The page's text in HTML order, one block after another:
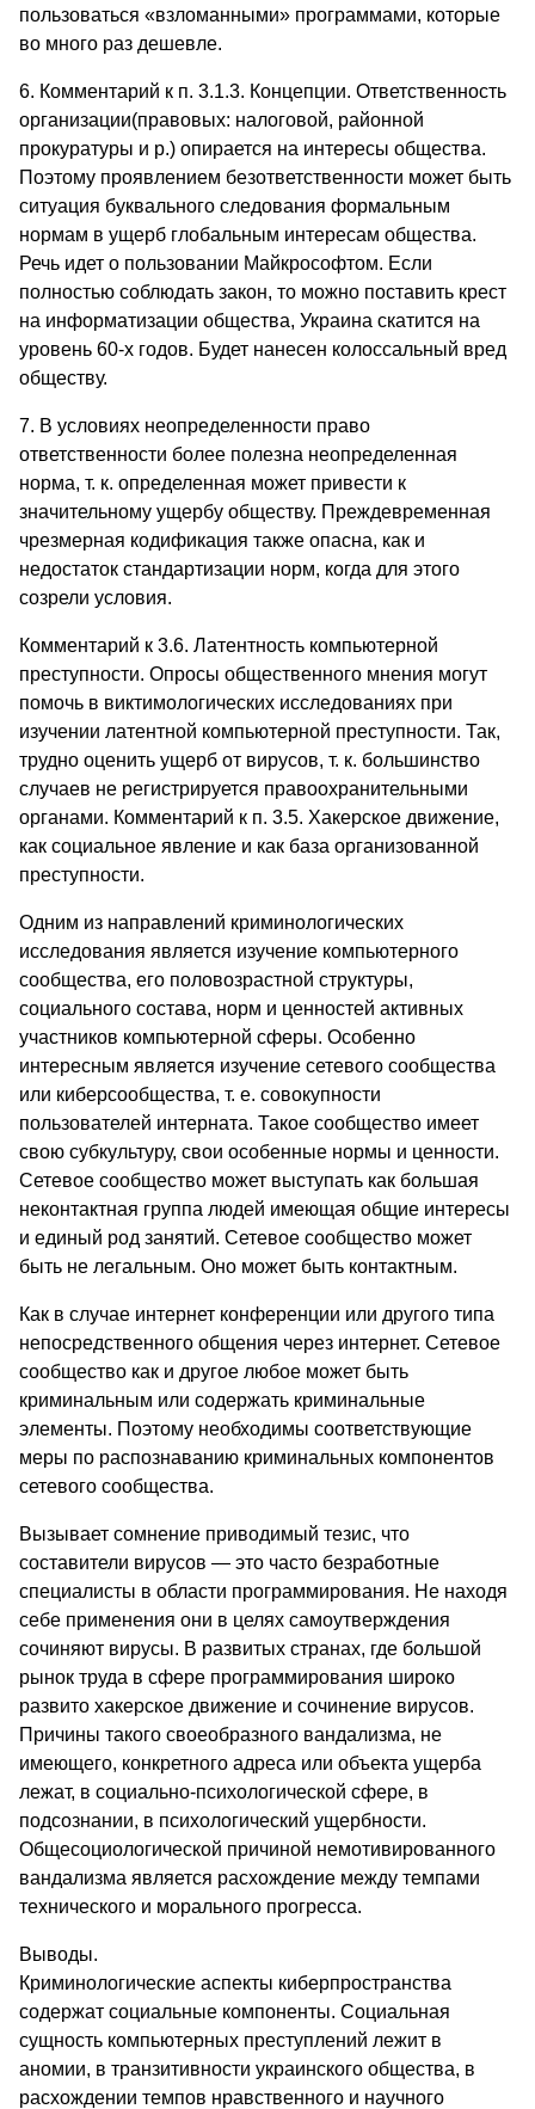
пользоваться «взломанными» программами, которые
во много раз дешевле.
6. Комментарий к п. 3.1.3. Концепции. Ответственность
организации(правовых: налоговой, районной
прокуратуры и р.) опирается на интересы общества.
Поэтому проявлением безответственности может быть
ситуация буквального следования формальным
нормам в ущерб глобальным интересам общества.
Речь идет о пользовании Майкрософтом. Если
полностью соблюдать закон, то можно поставить крест
на информатизации общества, Украина скатится на
уровень 60-х годов. Будет нанесен колоссальный вред
обществу.
7. В условиях неопределенности право
ответственности более полезна неопределенная
норма, т. к. определенная может привести к
значительному ущербу обществу. Преждевременная
чрезмерная кодификация также опасна, как и
недостаток стандартизации норм, когда для этого
созрели условия.
Комментарий к 3.6. Латентность компьютерной
преступности. Опросы общественного мнения могут
помочь в виктимологических исследованиях при
изучении латентной компьютерной преступности. Так,
трудно оценить ущерб от вирусов, т. к. большинство
случаев не регистрируется правоохранительными
органами. Комментарий к п. 3.5. Хакерское движение,
как социальное явление и как база организованной
преступности.
Одним из направлений криминологических
исследования является изучение компьютерного
сообщества, его половозрастной структуры,
социального состава, норм и ценностей активных
участников компьютерной сферы. Особенно
интересным является изучение сетевого сообщества
или киберсообщества, т. е. совокупности
пользователей интерната. Такое сообщество имеет
свою субкультуру, свои особенные нормы и ценности.
Сетевое сообщество может выступать как большая
неконтактная группа людей имеющая общие интересы
и единый род занятий. Сетевое сообщество может
быть не легальным. Оно может быть контактным.
Как в случае интернет конференции или другого типа
непосредственного общения через интернет. Сетевое
сообщество как и другое любое может быть
криминальным или содержать криминальные
элементы. Поэтому необходимы соответствующие
меры по распознаванию криминальных компонентов
сетевого сообщества.
Вызывает сомнение приводимый тезис, что
составители вирусов — это часто безработные
специалисты в области программирования. Не находя
себе применения они в целях самоутверждения
сочиняют вирусы. В развитых странах, где большой
рынок труда в сфере программирования широко
развито хакерское движение и сочинение вирусов.
Причины такого своеобразного вандализма, не
имеющего, конкретного адреса или объекта ущерба
лежат, в социально-психологической сфере, в
подсознании, в психологический ущербности.
Общесоциологической причиной немотивированного
вандализма является расхождение между темпами
технического и морального прогресса.
Выводы.
Криминологические аспекты киберпространства
содержат социальные компоненты. Социальная
сущность компьютерных преступлений лежит в
аномии, в транзитивности украинского общества, в
расхождении темпов нравственного и научного